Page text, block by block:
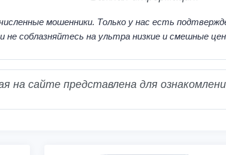
мошенники. Только у нас есть
не соблазняйтесь на ультра низкие и смешные
на сайте представлена для